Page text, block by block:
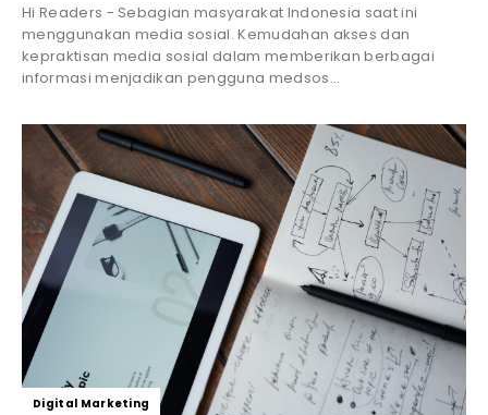
Hi Readers - Sebagian masyarakat Indonesia saat ini
menggunakan media sosial. Kemudahan akses dan
kepraktisan media sosial dalam memberikan berbagai
informasi menjadikan pengguna medsos...
Digital Marketing